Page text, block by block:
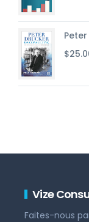
$
Vize
Faites-nous